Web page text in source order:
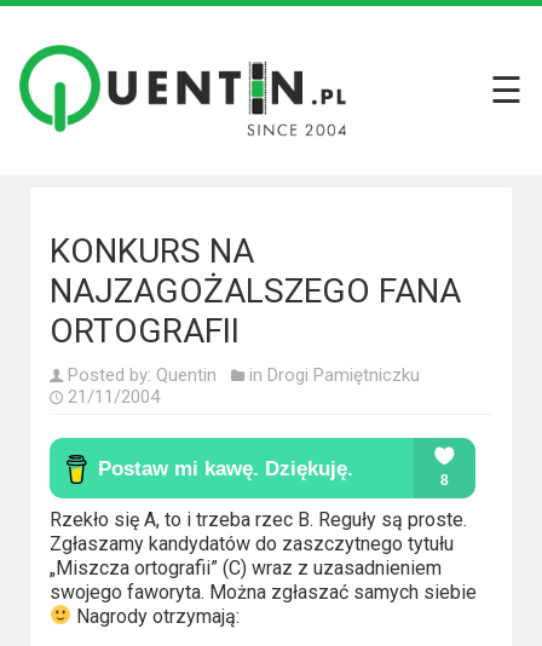
Filmy
Krótkie
recenzje
Seriale
recenzje
seriali
Kategorie
Bollywood
☰
KONKURS NA
NAJZAGOŻALSZEGO FANA
ORTOGRAFII
Posted by: Quentin in Drogi Pamiętniczku
21/11/2004
Rzekło się A, to i trzeba rzec B. Reguły są proste.
Zgłaszamy kandydatów do zaszczytnego tytułu
„Miszcza ortografii” (C) wraz z uzasadnieniem
swojego faworyta. Można zgłaszać samych siebie
Nagrody otrzymają: